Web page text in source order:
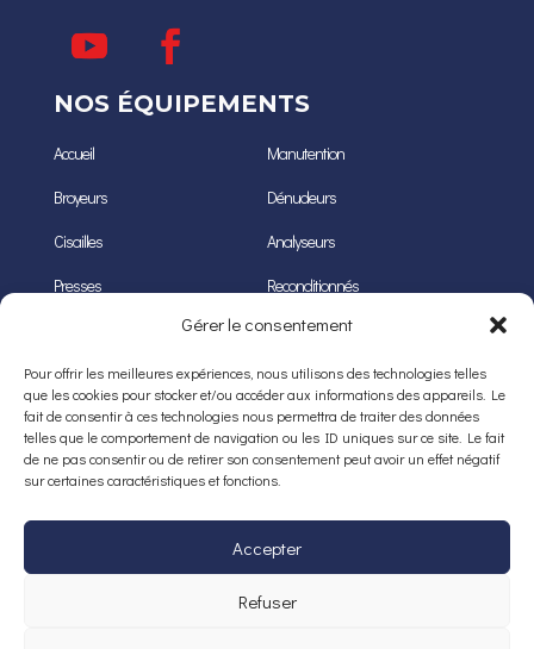
Gérer le consentement
Pour offrir les meilleures expériences, nous utilisons des technologies telles
que les cookies pour stocker et/ou accéder aux informations des appareils. Le
fait de consentir à ces technologies nous permettra de traiter des données
telles que le comportement de navigation ou les ID uniques sur ce site. Le fait
de ne pas consentir ou de retirer son consentement peut avoir un effet négatif
sur certaines caractéristiques et fonctions.
Accepter
Refuser
NOS ÉQUIPEMENTS
Accueil
Broyeurs
Cisailles
Presses
Manutention
Dénudeurs
Analyseurs
Reconditionnés
COORDONNÉES
36 rue Paul Cézanne,
68200 Mulhouse
0389 433 630
Lun – Ven : 09:00 – 18:00